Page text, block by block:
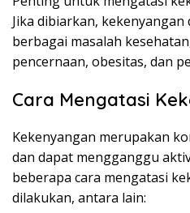
Jika dibiarkan,
berbagai masalah
pencernaan, obesitas, dan
Cara Mengatasi
Kekenyangan merupakan
dan dapat mengganggu
beberapa cara mengatasi
dilakukan, antara lain: